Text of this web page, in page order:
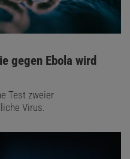
gegen Ebola wird
Test zweier
Virus.